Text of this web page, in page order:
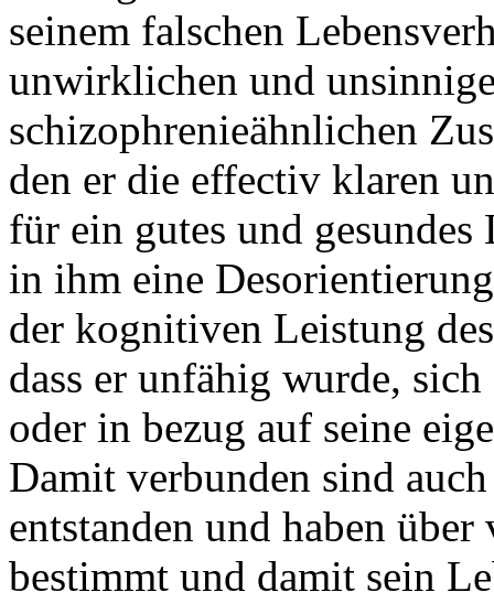
seinem falschen
unwirklichen und
schizophrenieähnlichen
den er die effectiv klaren
für ein gutes und
in ihm eine
der kognitiven Leistung
dass er unfähig wurde,
oder in bezug auf seine
Damit verbunden sind
entstanden und haben
bestimmt und damit sein